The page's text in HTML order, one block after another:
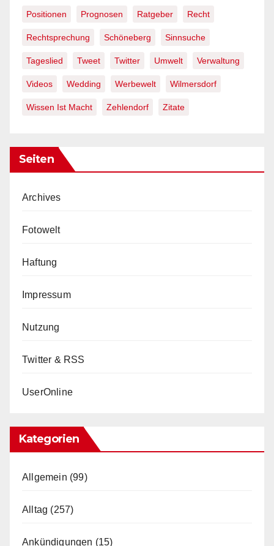
Positionen Prognosen Ratgeber Recht
Rechtsprechung Schöneberg Sinnsuche
Tageslied Tweet Twitter Umwelt Verwaltung
Videos Wedding Werbewelt Wilmersdorf
Wissen Ist Macht Zehlendorf Zitate
Seiten
Archives
Fotowelt
Haftung
Impressum
Nutzung
Twitter & RSS
UserOnline
Kategorien
Allgemein (99)
Alltag (257)
Ankündigungen (15)